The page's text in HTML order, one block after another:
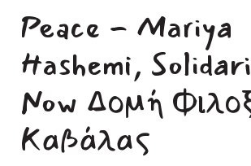
Peace - Mariya
Hashemi,
Now Δομή
Καβάλας